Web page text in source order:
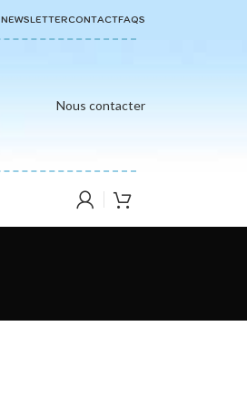
NEWSLETTERCONTACTFAQS
Nous contacter